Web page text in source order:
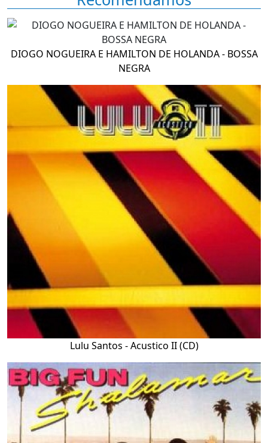
DIOGO NOGUEIRA E HAMILTON DE HOLANDA - BOSSA
NEGRA
Lulu Santos - Acustico II (CD)